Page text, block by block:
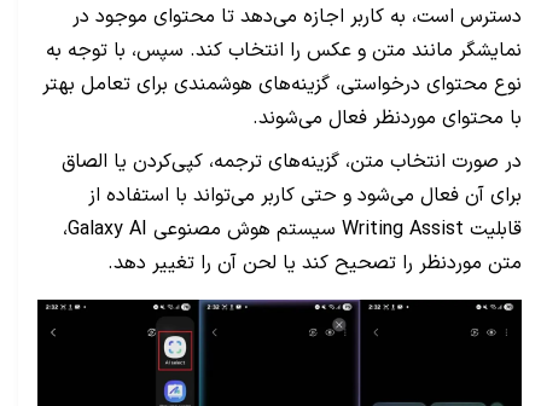
دسترس است، به کاربر اجازه می‌دهد تا محتوای موجود در
نمایشگر مانند متن و عکس را انتخاب کند. سپس، با توجه به
نوع محتوای درخواستی، گزینه‌های هوشمندی برای تعامل بهتر
با محتوای موردنظر فعال می‌شوند.
در صورت انتخاب متن، گزینه‌های ترجمه، کپی‌کردن یا الصاق
برای آن فعال می‌شود و حتی کاربر می‌تواند با استفاده از
قابلیت Writing Assist سیستم هوش مصنوعی Galaxy AI،
متن موردنظر را تصحیح کند یا لحن آن را تغییر دهد.